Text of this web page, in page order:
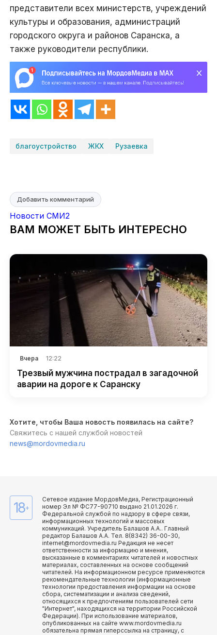
представители всех министерств, учреждений
культуры и образования, администраций
городского округа и районов Саранска, а
также руководители республики.
благоустройство ЖКХ Рузаевка
Добавить комментарий
Новости СМИ2
ВАМ МОЖЕТ БЫТЬ ИНТЕРЕСНО
Вчера 12:22
Трезвый мужчина пострадал в загадочной
аварии на дороге к Саранску
Хотите, чтобы Ваша новость появилась на сайте?
Свяжитесь с нашей службой новостей
news@mordovmedia.ru
18+
Сетевое издание МордовМедиа, Регистрационный
номер Эл № ФС77-90710 выдано 21.01.2026 г.
Федеральной службой по надзору в сфере связи,
информационных технологий и массовых
коммуникаций. Учредитель Балашов А.А.. Главный
редактор Балашов А.А. Тел. 8(8342) 36-00-30,
internet@mordovmedia.ru Редакция не несет
ответственности за информацию и мнения,
высказанные в комментариях читателей и новостных
материалах, составленных на основе сообщений
читателей. На информационном ресурсе применяются
рекомендательные технологии (информационные
технологии предоставления информации на основе
сбора, систематизации и анализа сведений,
относящихся к предпочтениям пользователей сети
"Интернет", находящихся на территории Российской
Федерации). При использование материалов,
опубликованных на сайте www.mordovmedia.ru
обязательна прямая гиперссылка на страницу, с